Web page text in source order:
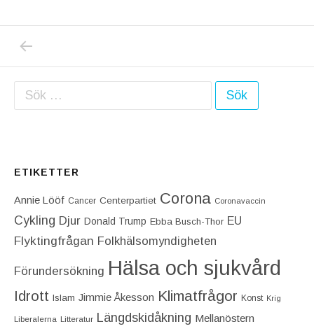
Inläggsnavigering
Sök efter:
ETIKETTER
Annie Lööf Cancer Centerpartiet‎ Corona Coronavaccin
Cykling Djur Donald Trump Ebba Busch-Thor EU
Flyktingfrågan Folkhälsomyndigheten
Förundersökning Hälsa och sjukvård
Idrott Islam Jimmie Åkesson Klimatfrågor Konst Krig
Liberalerna Litteratur Längdskidåkning Mellanöstern